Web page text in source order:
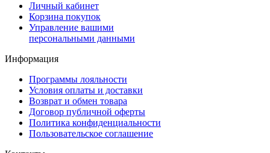
Личный кабинет
Корзина покупок
Управление вашими
персональными данными
Информация
Программы лояльности
Условия оплаты и доставки
Возврат и обмен товара
Договор публичной оферты
Политика конфиденциальности
Пользовательское соглашение